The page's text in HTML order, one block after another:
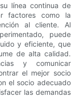
línea continua de
factores como la
al cliente. Al
puede
y eficiente, que
de alta calidad.
y comunicar
el mejor socio
el socio adecuado
las demandas